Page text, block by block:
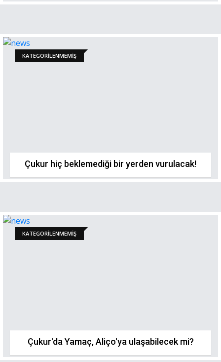
KATEGORILENMEMIŞ
Çukur hiç beklemediği bir yerden vurulacak!
KATEGORILENMEMIŞ
Çukur'da Yamaç, Aliço'ya ulaşabilecek mi?